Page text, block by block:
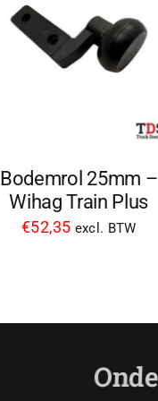
Bodemrol 25mm –
Wihag Train Plus
€52,35 excl. BTW